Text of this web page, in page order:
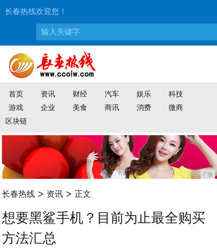
长春热线欢迎您！
首页 资讯 财经 汽车 娱乐
科技
游戏
企业 美食 商讯 消费
微商
区块链
广告
长春热线 > 资讯 > 正文
想要黑鲨手机？目前为止最全购买
方法汇总